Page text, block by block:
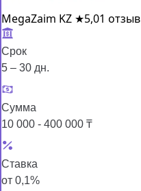
MegaZaim KZ ★5,01 отзыв
Срок
5 – 30 дн.
Сумма
10 000 - 400 000 ₸
Ставка
от 0,1%